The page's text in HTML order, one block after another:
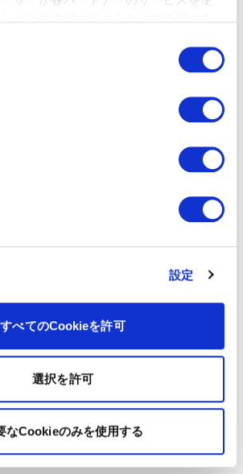
とになります。
設定
すべてのCookieを許可
選択を許可
なCookieのみを使用する